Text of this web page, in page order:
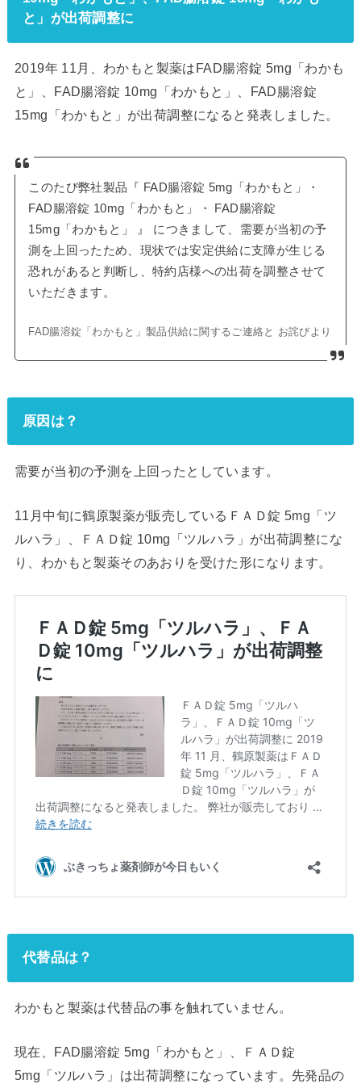
と」が出荷調整に
2019年 11月、わかもと製薬はFAD腸溶錠 5mg「わかも
と」、FAD腸溶錠 10mg「わかもと」、FAD腸溶錠
15mg「わかもと」が出荷調整になると発表しました。
このたび弊社製品『 FAD腸溶錠 5mg「わかもと」・
FAD腸溶錠 10mg「わかもと」・ FAD腸溶錠
15mg「わかもと」 』 につきまして、需要が当初の予
測を上回ったため、現状では安定供給に支障が生じる
恐れがあると判断し、特約店様への出荷を調整させて
いただきます。
FAD腸溶錠「わかもと」製品供給に関するご連絡と お詫びより
原因は？
需要が当初の予測を上回ったとしています。
11月中旬に鶴原製薬が販売しているＦＡＤ錠 5mg「ツ
ルハラ」、ＦＡＤ錠 10mg「ツルハラ」が出荷調整にな
り、わかもと製薬そのあおりを受けた形になります。
代替品は？
わかもと製薬は代替品の事を触れていません。
現在、FAD腸溶錠 5mg「わかもと」、ＦＡＤ錠
5mg「ツルハラ」は出荷調整になっています。先発品の